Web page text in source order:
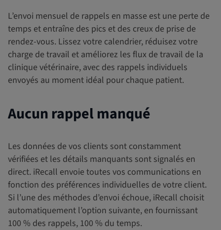
L’envoi mensuel de rappels en masse est une perte de
temps et entraîne des pics et des creux de prise de
rendez-vous. Lissez votre calendrier, réduisez votre
charge de travail et améliorez les flux de travail de la
clinique vétérinaire, avec des rappels individuels
envoyés au moment idéal pour chaque patient.
Aucun rappel manqué
Les données de vos clients sont constamment
vérifiées et les détails manquants sont signalés en
direct. iRecall envoie toutes vos communications en
fonction des préférences individuelles de votre client.
Si l’une des méthodes d’envoi échoue, iRecall choisit
automatiquement l’option suivante, en fournissant
100 % des rappels, 100 % du temps.